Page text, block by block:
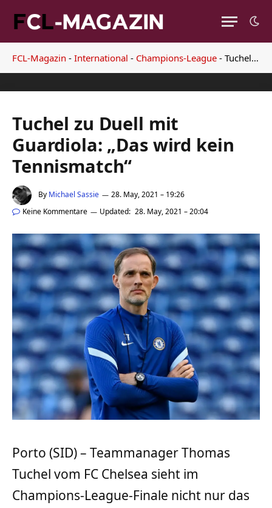
FCL-Magazin - International - Champions-League - Tuchel zu Duell mit Guardiola: „Das wird kein Tennismatch“
Tuchel zu Duell mit
Guardiola: „Das wird kein
Tennismatch“
By Michael Sassie
28. May, 2021 – 19:26
Keine Kommentare
Updated: 28. May, 2021 – 20:04
Porto (SID) – Teammanager Thomas
Tuchel vom FC Chelsea sieht im
Champions-League-Finale nicht nur das